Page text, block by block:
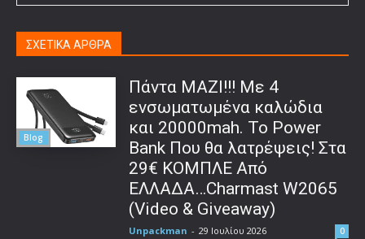
ΣΧΕΤΙΚΑ ΑΡΘΡΑ
Blog
Πάντα ΜΑΖΙ!!! Με 4
ενσωματωμένα καλώδια
και 20000mah. Το Power
Bank Που θα λατρέψεις! Στα
29€ ΚΟΜΠΛΕ Από
ΕΛΛΑΔΑ…Charmast W2065
(Video & Giveaway)
Unpackman - 29 Ιουλίου 2026 0